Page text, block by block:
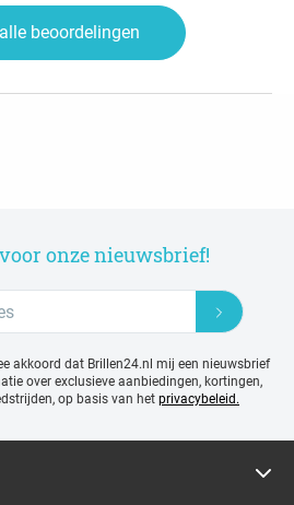
beoordelingen
onze nieuwsbrief!
akkoord dat Brillen24.nl mij een nieuwsbrief
over exclusieve aanbiedingen, kortingen,
op basis van het privacybeleid.